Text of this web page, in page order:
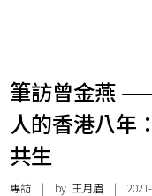
筆訪曾金燕
人的香港八年
共生
專訪 | by 王月眉 | 2021-